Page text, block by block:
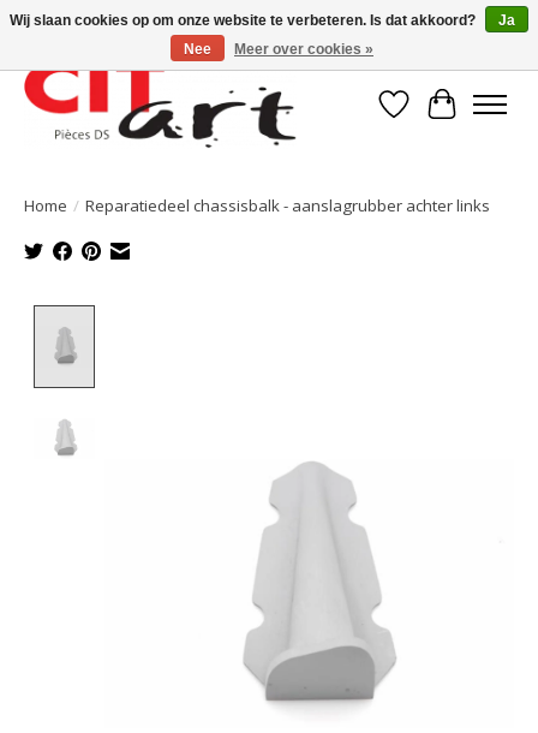
Verlanglijst
Home / Reparatiedeel chassisbalk - aanslagrubber achter links
Wij slaan cookies op om onze website te verbeteren. Is dat akkoord?
Ja
Nee
Meer over cookies »